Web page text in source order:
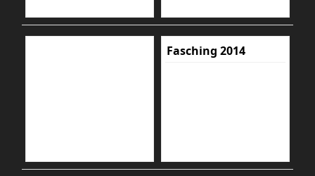
Fasching 2014